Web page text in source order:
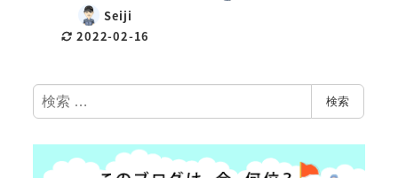
Seiji
2022-02-16
検
索
検索